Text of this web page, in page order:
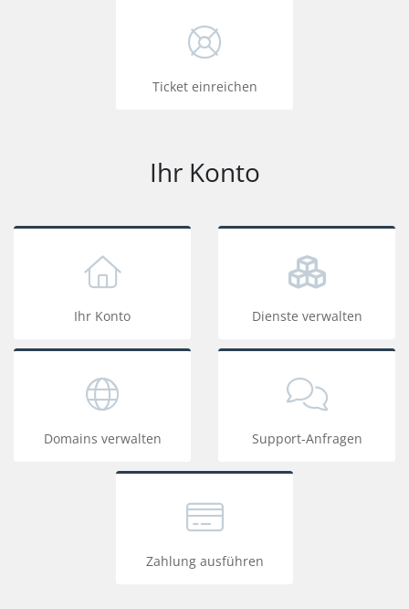
Ticket einreichen
Ihr Konto
Ihr Konto Dienste verwalten
Domains verwalten Support-Anfragen
Zahlung ausführen